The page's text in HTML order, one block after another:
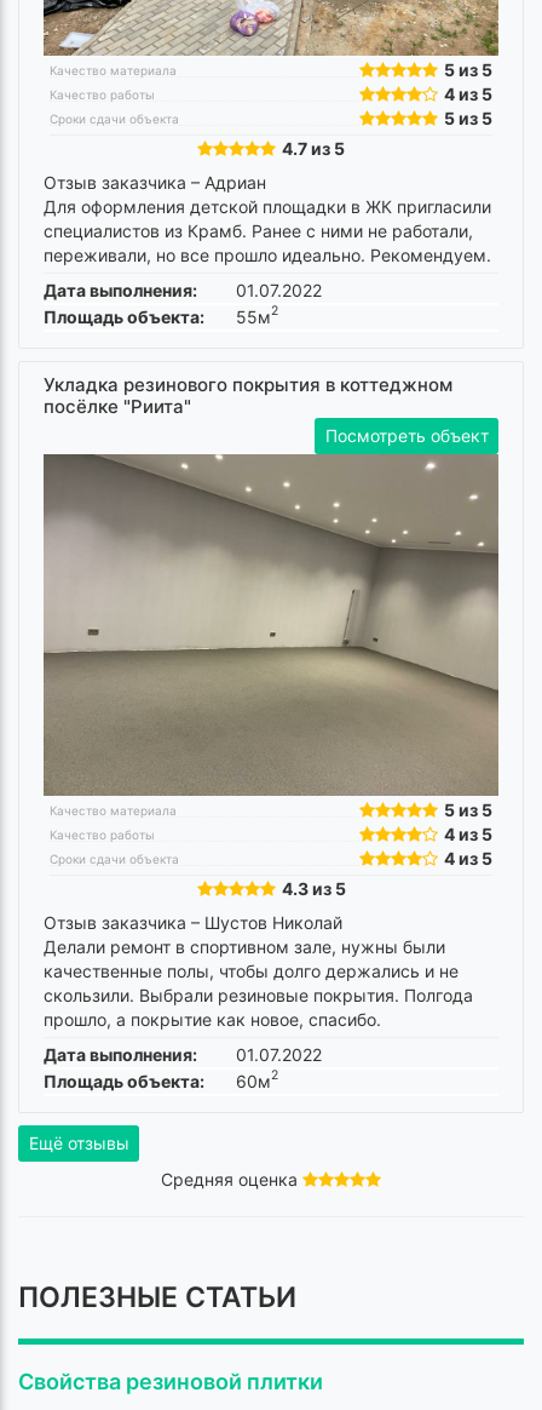
Качество материала 5 из 5
Качество работы 4 из 5
Сроки сдачи объекта
5 из 5
4.7 из 5
Отзыв заказчика – Адриан
Для оформления детской площадки в ЖК пригласили
специалистов из Крамб. Ранее с ними не работали,
переживали, но все прошло идеально. Рекомендуем.
Дата выполнения:
01.07.2022
Площадь объекта:
55м2
Укладка резинового покрытия в коттеджном
посёлке "Риита"
Посмотреть объект
Качество материала 5 из 5
Качество работы 4 из 5
Сроки сдачи объекта
4 из 5
4.3 из 5
Отзыв заказчика – Шустов Николай
Делали ремонт в спортивном зале, нужны были
качественные полы, чтобы долго держались и не
скользили. Выбрали резиновые покрытия. Полгода
прошло, а покрытие как новое, спасибо.
Дата выполнения:
01.07.2022
Площадь объекта:
60м2
Ещё отзывы
Средняя оценка
ПОЛЕЗНЫЕ СТАТЬИ
Свойства резиновой плитки